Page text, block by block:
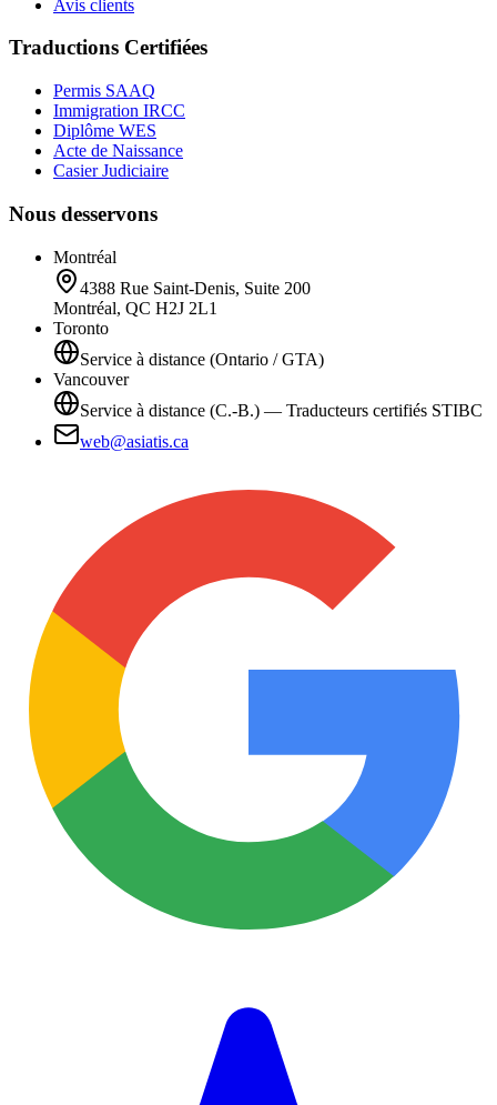
Avis clients
Traductions Certifiées
Permis SAAQ
Immigration IRCC
Diplôme WES
Acte de Naissance
Casier Judiciaire
Nous desservons
Montréal
4388 Rue Saint-Denis, Suite 200
Montréal, QC H2J 2L1
Toronto
Service à distance (Ontario / GTA)
Vancouver
Service à distance (C.-B.) — Traducteurs certifiés STIBC
web@asiatis.ca